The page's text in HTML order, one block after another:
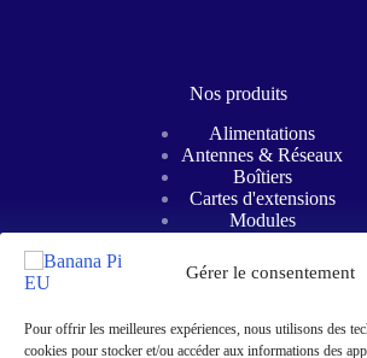
Gérer le consentement
Pour offrir les meilleures expériences, nous utilisons des
cookies pour stocker et/ou accéder aux informations des
Nos produits
Alimentations
Antennes & Réseaux
Boîtiers
Cartes d'extensions
Modules
Cartes mères
SBC
Éducation STEM